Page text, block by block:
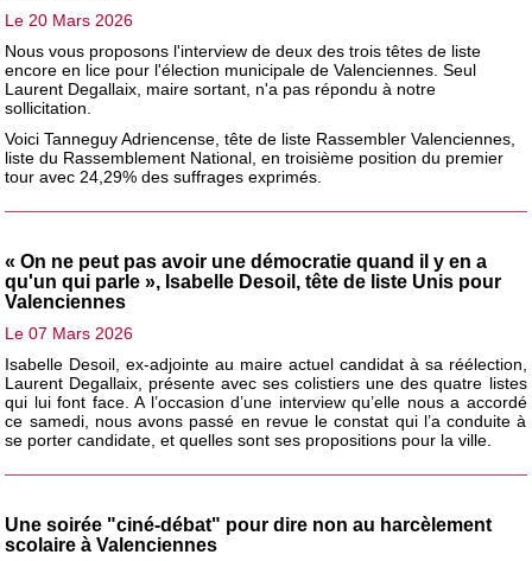
Le 20 Mars 2026
Nous vous proposons l'interview de deux des trois têtes de liste
encore en lice pour l'élection municipale de Valenciennes. Seul
Laurent Degallaix, maire sortant, n'a pas répondu à notre
sollicitation.
Voici Tanneguy Adriencense, tête de liste Rassembler Valenciennes,
liste du Rassemblement National, en troisième position du premier
tour avec 24,29% des suffrages exprimés.
« On ne peut pas avoir une démocratie quand il y en a
qu'un qui parle », Isabelle Desoil, tête de liste Unis pour
Valenciennes
Le 07 Mars 2026
Isabelle Desoil, ex-adjointe au maire actuel candidat à sa réélection,
Laurent Degallaix, présente avec ses colistiers une des quatre listes
qui lui font face. A l’occasion d’une interview qu’elle nous a accordé
ce samedi, nous avons passé en revue le constat qui l’a conduite à
se porter candidate, et quelles sont ses propositions pour la ville.
Une soirée "ciné-débat" pour dire non au harcèlement
scolaire à Valenciennes